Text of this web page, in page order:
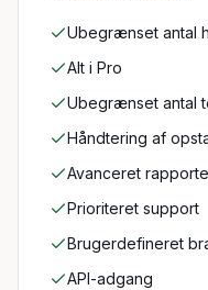
Ubegrænset antal
Alt i Pro
Ubegrænset antal
Håndtering af
Avanceret
Prioriteret support
Brugerdefineret
API-adgang